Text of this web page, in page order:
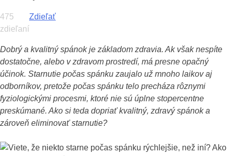
475
zdieľaní
Zdieľať
Dobrý a kvalitný spánok je základom zdravia. Ak však nespíte
dostatočne, alebo v zdravom prostredí, má presne opačný
účinok. Starnutie počas spánku zaujalo už mnoho laikov aj
odborníkov, pretože počas spánku telo precháza rôznymi
fyziologickými procesmi, ktoré nie sú úplne stopercentne
preskúmané. Ako si teda dopriať kvalitný, zdravý spánok a
zároveň eliminovať starnutie?